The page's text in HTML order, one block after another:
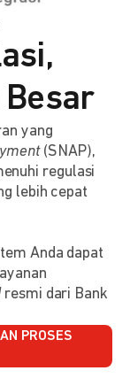
yang
(SNAP),
regulasi
lebih cepat
Anda dapat
resmi dari Bank
PROSES